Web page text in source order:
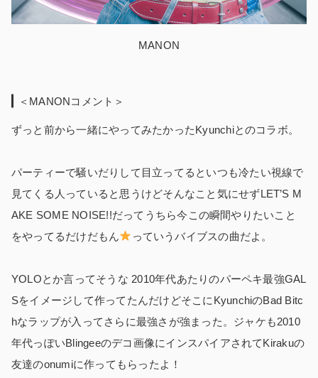
MANON
＜MANONコメント＞
ずっと前から一緒にやってみたかったKyunchiとのコラボ。
パーティーで騒いだりして目立ってるといつも冷たい視線で
見てくる人っていると思うけどそんなこと気にせずLET’S M
AKE SOME NOISE!!だってうちら今この瞬間やりたいこと
をやってるだけだもん
っていうバイブスの曲だよ。
YOLOとか言ってそうな 2010年代あたりのパーペキ最強GAL
Sをイメージして作ってたんだけどそこにKyunchiのBad Bitc
hなラップが入ってさらに最強さが強まった。ジャケも2010
年代っぽいBlingeeのデコ画像にインスパイアされてKirakuの
友達のonumiに作ってもらったよ！